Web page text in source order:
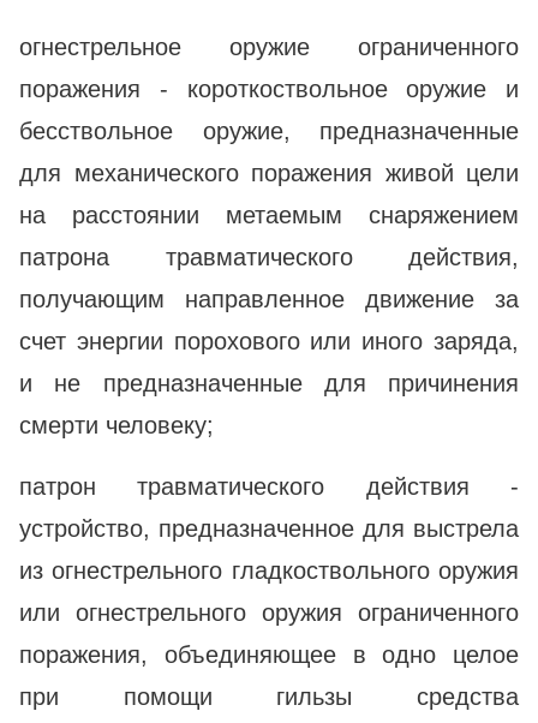
огнестрельное оружие ограниченного
поражения - короткоствольное оружие и
бесствольное оружие, предназначенные
для механического поражения живой цели
на расстоянии метаемым снаряжением
патрона травматического действия,
получающим направленное движение за
счет энергии порохового или иного заряда,
и не предназначенные для причинения
смерти человеку;
патрон травматического действия -
устройство, предназначенное для выстрела
из огнестрельного гладкоствольного оружия
или огнестрельного оружия ограниченного
поражения, объединяющее в одно целое
при помощи гильзы средства